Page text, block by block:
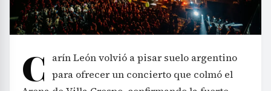
C
arín León volvió a pisar suelo argentino
para ofrecer un concierto que colmó el